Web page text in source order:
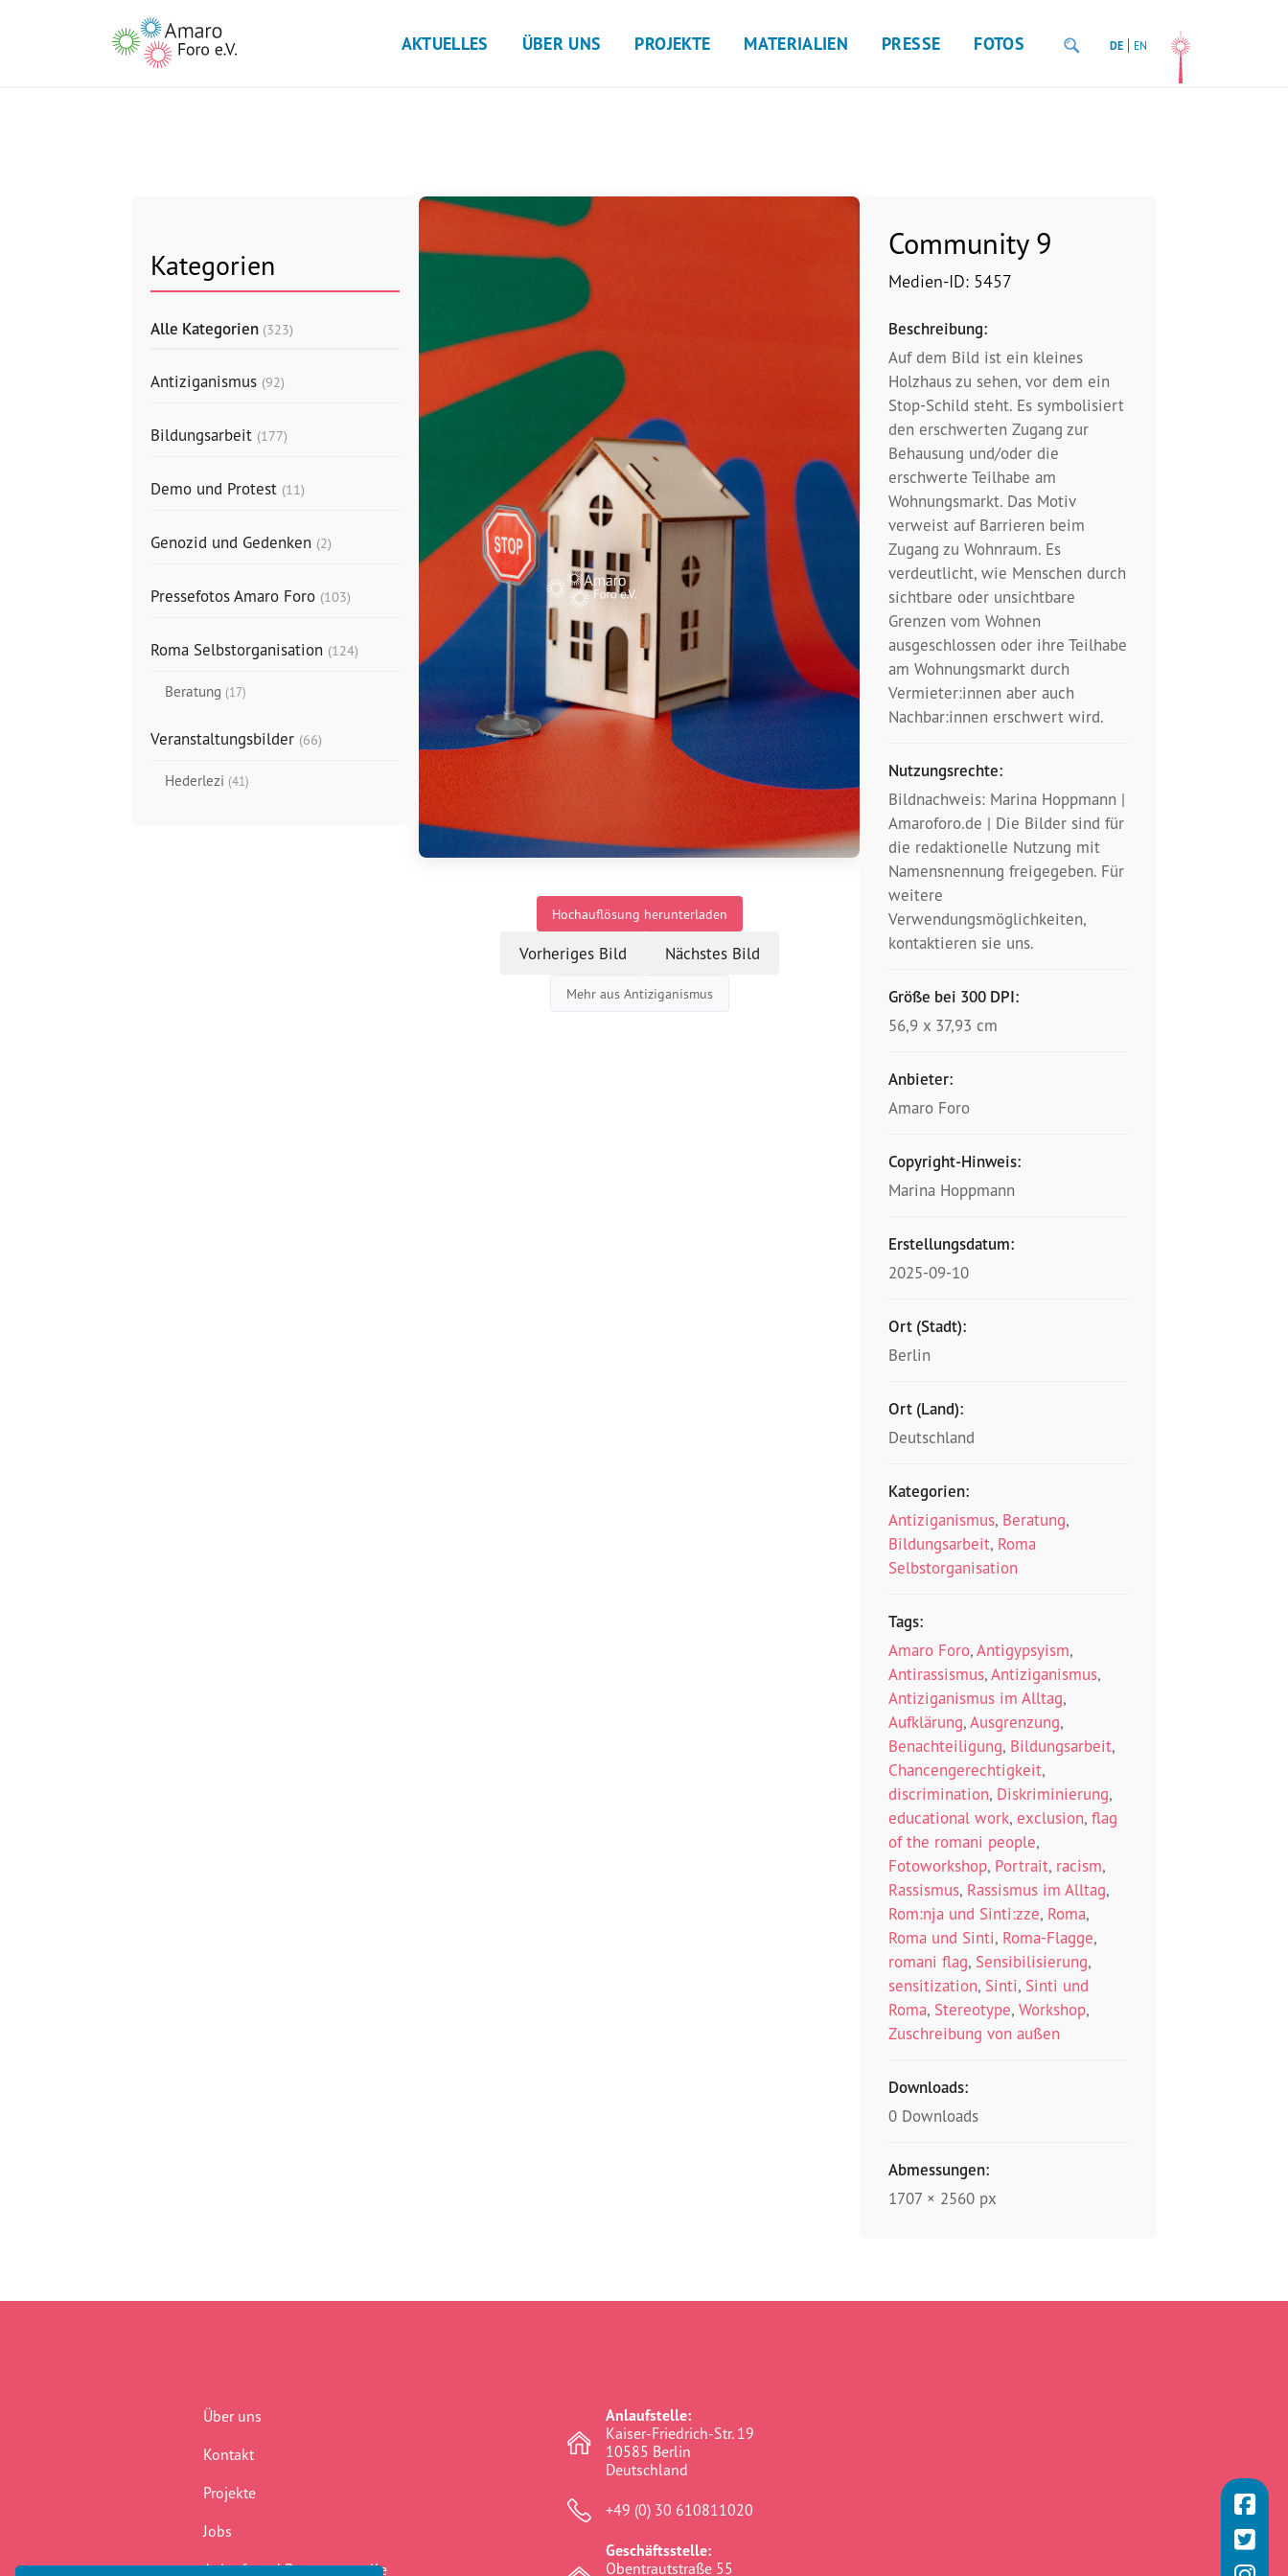
AKTUELLES ÜBER UNS PROJEKTE MATERIALIEN PRESSE FOTOS DE EN
Kategorien
Alle Kategorien (323)
Antiziganismus (92)
Bildungsarbeit (177)
Demo und Protest (11)
Genozid und Gedenken (2)
Pressefotos Amaro Foro (103)
Roma Selbstorganisation (124)
Beratung (17)
Veranstaltungsbilder (66)
Hederlezi (41)
Hochauflösung herunterladen
Vorheriges Bild Nächstes Bild
Mehr aus Antiziganismus
Community 9
Medien-ID: 5457
Beschreibung:
Auf dem Bild ist ein kleines
Holzhaus zu sehen, vor dem ein
Stop-Schild steht. Es symbolisiert
den erschwerten Zugang zur
Behausung und/oder die
erschwerte Teilhabe am
Wohnungsmarkt. Das Motiv
verweist auf Barrieren beim
Zugang zu Wohnraum. Es
verdeutlicht, wie Menschen durch
sichtbare oder unsichtbare
Grenzen vom Wohnen
ausgeschlossen oder ihre Teilhabe
am Wohnungsmarkt durch
Vermieter:innen aber auch
Nachbar:innen erschwert wird.
Nutzungsrechte:
Bildnachweis: Marina Hoppmann |
Amaroforo.de | Die Bilder sind für
die redaktionelle Nutzung mit
Namensnennung freigegeben. Für
weitere
Verwendungsmöglichkeiten,
kontaktieren sie uns.
Größe bei 300 DPI:
56,9 x 37,93 cm
Anbieter:
Amaro Foro
Copyright-Hinweis:
Marina Hoppmann
Erstellungsdatum:
2025-09-10
Ort (Stadt):
Berlin
Ort (Land):
Deutschland
Kategorien:
Antiziganismus, Beratung,
Bildungsarbeit, Roma
Selbstorganisation
Tags:
Amaro Foro,Antigypsyism,
Antirassismus,Antiziganismus,
Antiziganismus im Alltag,
Aufklärung,Ausgrenzung,
Benachteiligung, Bildungsarbeit,
Chancengerechtigkeit,
discrimination, Diskriminierung,
educational work, exclusion, flag
of the romani people,
Fotoworkshop, Portrait, racism,
Rassismus, Rassismus im Alltag,
Rom:nja und Sinti:zze, Roma,
Roma und Sinti, Roma-Flagge,
romani flag, Sensibilisierung,
sensitization, Sinti, Sinti und
Roma, Stereotype, Workshop,
Zuschreibung von außen
Downloads:
0 Downloads
Abmessungen:
1707 × 2560 px
Über uns
Kontakt
Projekte
Jobs
Anlauf- und Beratungsstelle
Anlaufstelle:
Kaiser-Friedrich-Str. 19
10585 Berlin
Deutschland
+49 (0) 30 610811020
Geschäftsstelle:
Obentrautstraße 55